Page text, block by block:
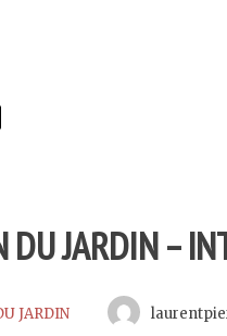
DU JARDIN –
JARDIN